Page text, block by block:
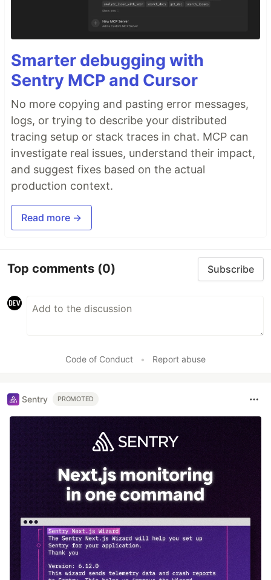
Smarter debugging with
Sentry MCP and Cursor
No more copying and pasting error messages,
logs, or trying to describe your distributed
tracing setup or stack traces in chat. MCP can
investigate real issues, understand their impact,
and suggest fixes based on the actual
production context.
Read more →
Top comments (0) Subscribe
Code of Conduct • Report abuse
Sentry PROMOTED